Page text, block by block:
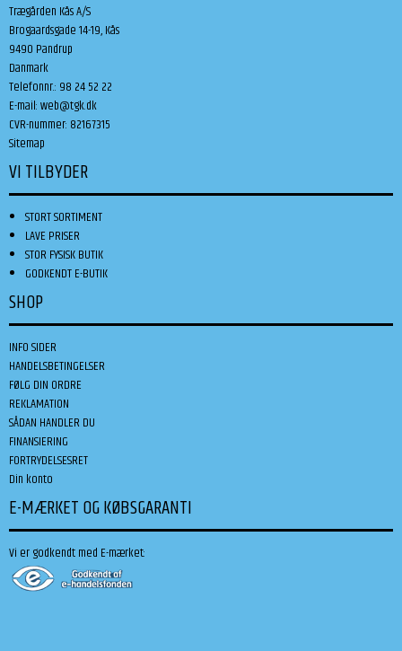
Trægården Kås A/S
Brogaardsgade 14-19, Kås
9490 Pandrup
Danmark
Telefonnr.: 98 24 52 22
E-mail:web@tgk.dk
CVR-nummer: 82167315
Sitemap
VI TILBYDER
STORT SORTIMENT
LAVE PRISER
STOR FYSISK BUTIK
GODKENDT E-BUTIK
SHOP
INFO SIDER
HANDELSBETINGELSER
FØLG DIN ORDRE
REKLAMATION
SÅDAN HANDLER DU
FINANSIERING
FORTRYDELSESRET
Din konto
E-MÆRKET OG KØBSGARANTI
Vi er godkendt med E-mærket: